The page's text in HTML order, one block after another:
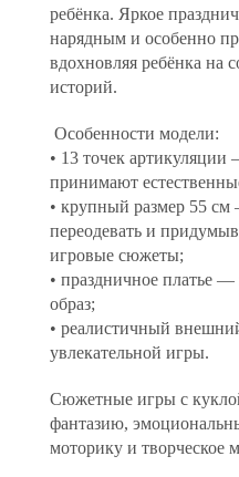
ребёнка. Яркое
нарядным и особенно
вдохновляя ребёнка на
историй.
Особенности модели:
• 13 точек
принимают
• крупный размер 55 см
переодевать и
игровые сюжеты;
• праздничное платье
образ;
• реалистичный
увлекательной игры.
Сюжетные игры с
фантазию,
моторику и творческое